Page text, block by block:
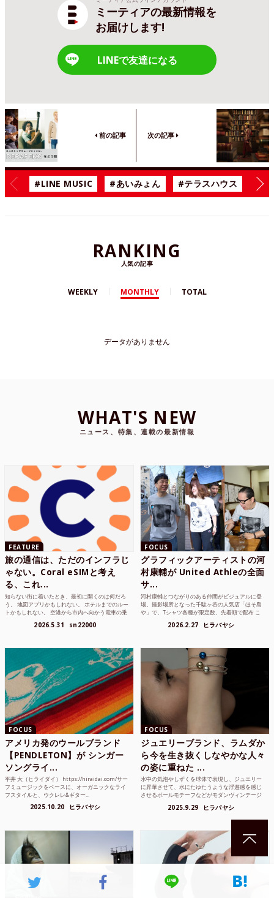
ミーティアの最新情報を
お届けします!
LINEで友達になる
前の記事 次の記事
#LINE MUSIC #あいみょん #テラスハウス #漫
RANKING
人気の記事
WEEKLY MONTHLY TOTAL
データがありません
WHAT'S NEW
ニュース、特集、連載の最新情報
FEATURE
旅の通信は、ただのインフラじ
ゃない。Coral eSIMと考え
る、これ...
知らない街に着いたとき、最初に開くのは何だろ
う。 地図アプリかもしれない。 ホテルまでのルー
トかもしれない。 空港から市内へ向かう電車の乗
2026.5.31 sn22000
FOCUS
グラフィックアーティストの河
村康輔が United Athleの全面
サ...
河村康輔とつながりのある仲間がビジュアルに登
場。撮影場所となった千駄ヶ谷の人気店「ほそ島
や」で、Tシャツ各種が限定数、先着順で配布 こ
2026.2.27 ヒラバヤシ
FOCUS
アメリカ発のウールブランド
【PENDLETON】が シンガー
ソングライ...
平井 大（ヒライダイ） https://hiraidai.com/サー
フミュージックをベースに、オーガニックなライ
フスタイルと、ウクレレ&ギター...
2025.10.20 ヒラバヤシ
FOCUS
ジュエリーブランド、ラムダか
ら今を生き抜くしなやかな人々
の姿に重ねた ...
水中の気泡やしずくを球体で表現し、ジュエリー
に昇華させて、水にたゆたうような浮遊感を感じ
させるボールモチーフなどがモダンヴィンテージ
2025.9.29 ヒラバヤシ